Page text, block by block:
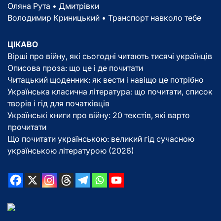
Оляна Рута • Дмитрівки
Володимир Криницький • Транспорт навколо тебе
ЦІКАВО
Вірші про війну, які сьогодні читають тисячі українців
Описова проза: що це і де почитати
Читацький щоденник: як вести і навіщо це потрібно
Українська класична література: що почитати, список
творів і гід для початківців
Українські книги про війну: 20 текстів, які варто
прочитати
Що почитати українською: великий гід сучасною
українською літературою (2026)